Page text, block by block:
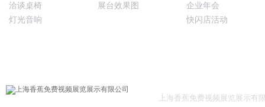
洽谈桌椅
灯光音响
展台效果图
企业年会
快闪店活动
上海香蕉免费视频展览展示有